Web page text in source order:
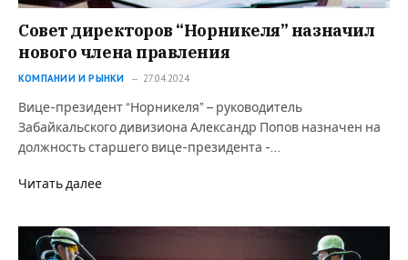
Совет директоров “Норникеля” назначил
нового члена правления
КОМПАНИИ И РЫНКИ 27.04.2024
Вице-президент “Норникеля” – руководитель
Забайкальского дивизиона Александр Попов назначен на
должность старшего вице-президента -…
Читать далее